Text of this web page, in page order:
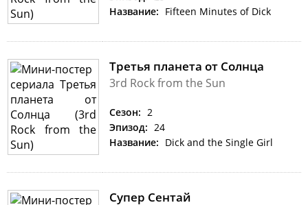
Название: Fifteen Minutes of Dick
Третья планета от Солнца
3rd Rock from the Sun
Сезон: 2
Эпизод: 24
Название: Dick and the Single Girl
Супер Сентай